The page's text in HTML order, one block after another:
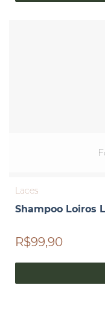
Laces
Shampoo Loiros
R$99,90